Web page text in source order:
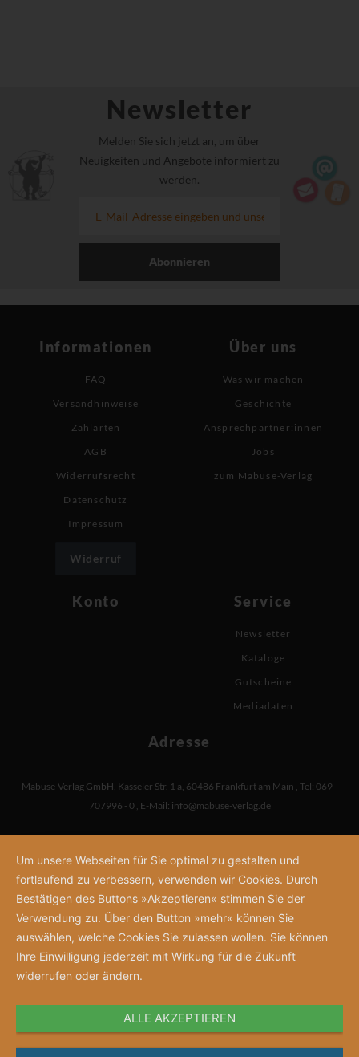
Newsletter
Melden Sie sich jetzt an, um über
Neuigkeiten und Angebote informiert zu
werden.
Abonnieren
Informationen
FAQ
Versandhinweise
Zahlarten
AGB
Widerrufsrecht
Datenschutz
Impressum
Widerruf
Über uns
Was wir machen
Geschichte
Ansprechpartner:innen
Jobs
zum Mabuse-Verlag
Konto Service
Newsletter
Kataloge
Gutscheine
Mediadaten
Adresse
Mabuse-Verlag GmbH, Kasseler Str. 1 a, 60486 Frankfurt am Main , Tel: 069 -
707996 - 0 , E-Mail: info@mabuse-verlag.de
Um unsere Webseiten für Sie optimal zu gestalten und
fortlaufend zu verbessern, verwenden wir Cookies. Durch
Bestätigen des Buttons »Akzeptieren« stimmen Sie der
Verwendung zu. Über den Button »mehr« können Sie
auswählen, welche Cookies Sie zulassen wollen. Sie können
Ihre Einwilligung jederzeit mit Wirkung für die Zukunft
widerrufen oder ändern.
ALLE AKZEPTIEREN